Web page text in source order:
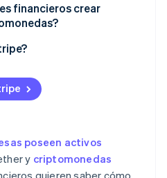
financieros crear
poseen activos
y criptomonedas